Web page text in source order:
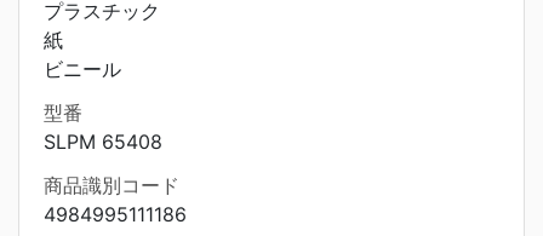
プラスチック
紙
ビニール
型番
SLPM 65408
商品識別コード
4984995111186